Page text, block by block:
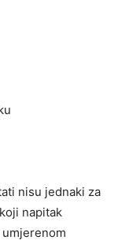
nisu jednaki za
napitak